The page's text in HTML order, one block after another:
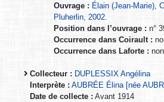
Ouvrage : Élain (Jean-Marie),
Pluherlin, 2002.
Position dans l’ouvrage : n°
Occurrence dans Coirault :
Occurrence dans Laforte : non
Collecteur : DUPLESSIX Angélina
Interprète : AUBRÉE Élina [née
Date de collecte : Avant 1914